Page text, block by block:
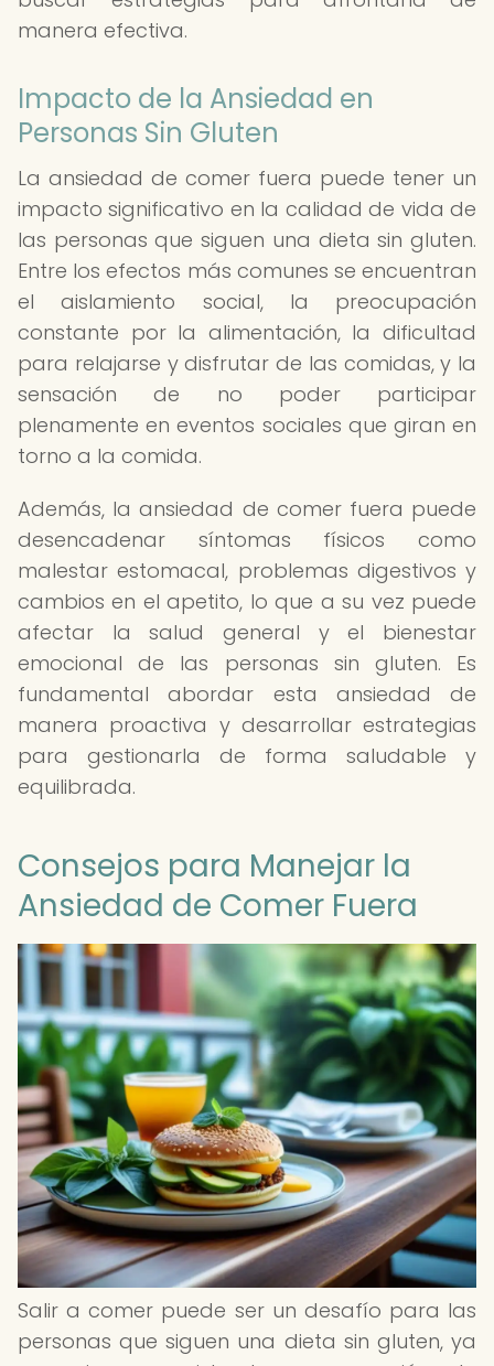
manera efectiva.
Impacto de la Ansiedad en
Personas Sin Gluten
La ansiedad de comer fuera puede tener un
impacto significativo en la calidad de vida de
las personas que siguen una dieta sin gluten.
Entre los efectos más comunes se encuentran
el aislamiento social, la preocupación
constante por la alimentación, la dificultad
para relajarse y disfrutar de las comidas, y la
sensación de no poder participar
plenamente en eventos sociales que giran en
torno a la comida.
Además, la ansiedad de comer fuera puede
desencadenar síntomas físicos como
malestar estomacal, problemas digestivos y
cambios en el apetito, lo que a su vez puede
afectar la salud general y el bienestar
emocional de las personas sin gluten. Es
fundamental abordar esta ansiedad de
manera proactiva y desarrollar estrategias
para gestionarla de forma saludable y
equilibrada.
Consejos para Manejar la
Ansiedad de Comer Fuera
Salir a comer puede ser un desafío para las
personas que siguen una dieta sin gluten, ya